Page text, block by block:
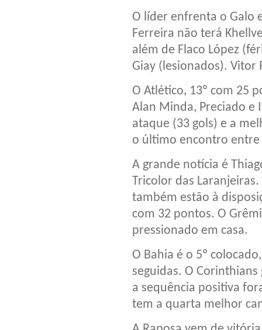
O líder enfrenta o Galo
Ferreira não terá
além de Flaco López
Giay (lesionados). Vitor
O Atlético, 13º com 25
Alan Minda, Preciado e
ataque (33 gols) e a
o último encontro entre
A grande notícia é
Tricolor das
também estão à
com 32 pontos. O
pressionado em casa.
O Bahia é o 5º
seguidas. O
a sequência positiva
tem a quarta melhor